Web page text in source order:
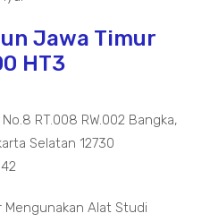
Jawa Timur
HT3
RT.008 RW.002 Bangka,
Selatan 12730
Mengunakan Alat Studi